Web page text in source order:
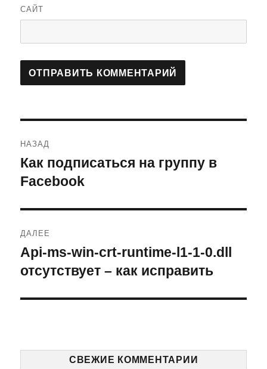
САЙТ
по
записям
НАЗАД
Предыдущая
запись:
Как подписаться на группу в
Facebook
ДАЛЕЕ
Следующая
запись:
Api-ms-win-crt-runtime-l1-1-0.dll
отсутствует – как исправить
СВЕЖИЕ КОММЕНТАРИИ